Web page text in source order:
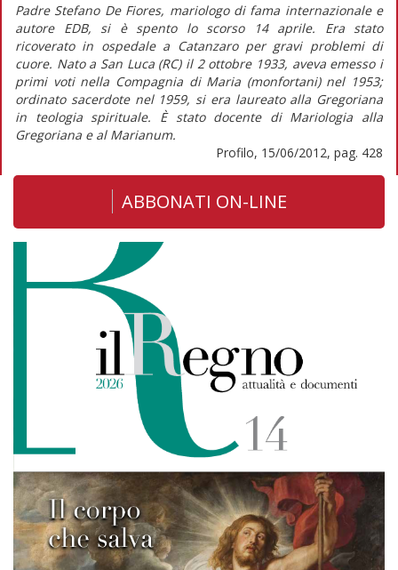
Padre Stefano De Fiores, mariologo di fama internazionale e
autore EDB, si è spento lo scorso 14 aprile. Era stato
ricoverato in ospedale a Catanzaro per gravi problemi di
cuore. Nato a San Luca (RC) il 2 ottobre 1933, aveva emesso i
primi voti nella Compagnia di Maria (monfortani) nel 1953;
ordinato sacerdote nel 1959, si era laureato alla Gregoriana
in teologia spirituale. È stato docente di Mariologia alla
Gregoriana e al Marianum.
Profilo, 15/06/2012, pag. 428
ABBONATI ON-LINE